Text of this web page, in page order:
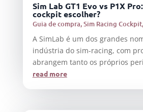
Sim Lab GT1 Evo vs P1X
cockpit escolher?
Guia de compra,Sim Racing Cockpit,
A SimLab é um dos grandes
indústria do sim-racing, com
abrangem tanto os próprios
read more